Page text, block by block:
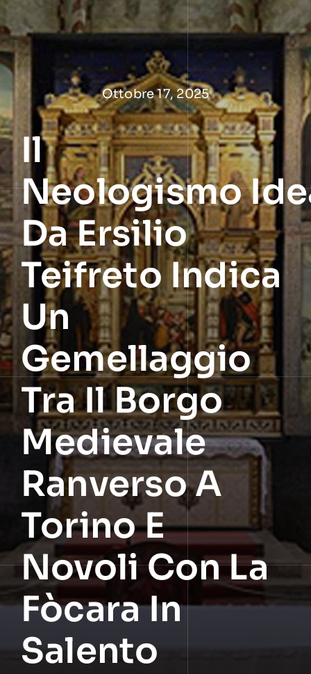
Salta
al
contenuto
Ottobre 17, 2025
Il
Neologismo
Da Ersilio
Teifreto Indica
Un
Gemellaggio
Tra Il Borgo
Medievale
Ranverso A
Torino E
Novoli Con La
Fòcara In
Salento